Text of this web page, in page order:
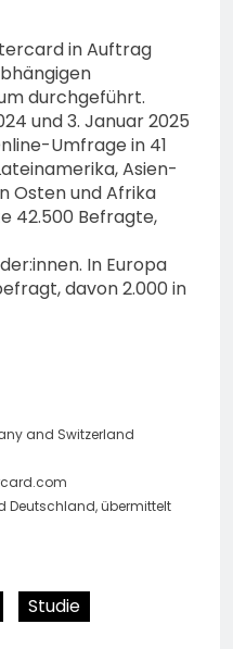
in Auftrag
durchgeführt.
und 3. Januar 2025
Umfrage in 41
Asien-
Osten und Afrika
42.500 Befragte,
In Europa
davon 2.000 in
and Switzerland
Deutschland, übermittelt
Studie